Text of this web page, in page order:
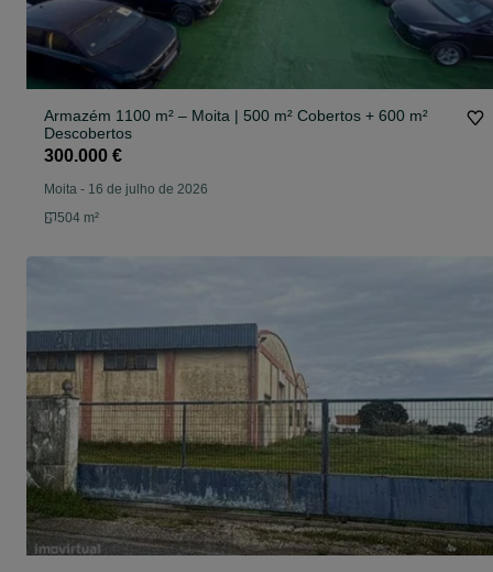
Armazém 1100 m² – Moita | 500 m² Cobertos + 600 m²
Descobertos
300.000 €
Moita - 16 de julho de 2026
504 m²